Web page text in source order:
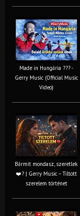
Made in Hungária ??? -
Gerry Music (Official Music
Video)
Bármit mondasz, szeretlek
❤️‍? | Gerry Music – Tiltott
szerelem történet